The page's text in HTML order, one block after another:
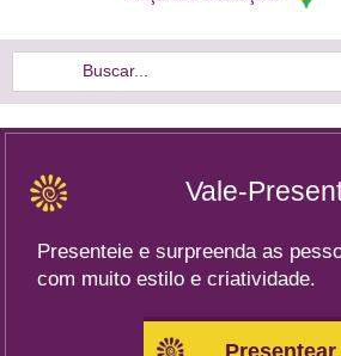
Buscar...
Vale-
Presenteie e surpreenda as
com muito estilo e criatividade.
Presentear